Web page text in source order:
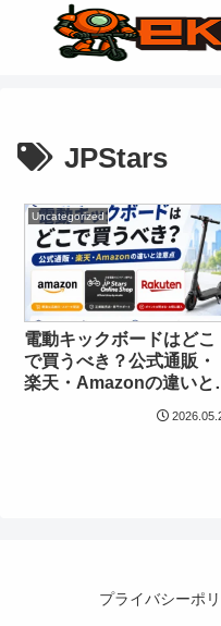
JPStars
Uncategorized
電動キックボードはどこ
で買うべき？公式通販・
楽天・Amazonの違いと
プライバシーポ